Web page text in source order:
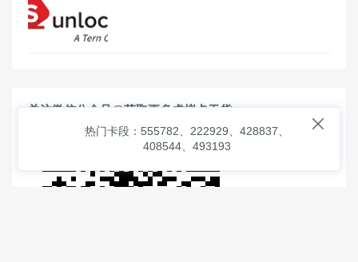
关注微信公众号@获取更多虚拟卡干货

热门卡段：555782、222929、428837、
408544、493193